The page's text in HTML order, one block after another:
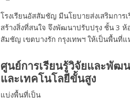
โรงเรียนอัสสัมชัญ มีนโยบายส่งเสริมกา
สร้างสิ่งที่สนใจ จึงพัฒนาปรับปรุง ชั้น 3
สัมชัญ เขตบางรัก กรุงเทพฯ ให้เป็นพื้นที่
ศูนย์การเรียนรู้วิจัยและพัฒ
และเทคโนโลยีขั้นสูง
แบ่งพื้นที่เป็น